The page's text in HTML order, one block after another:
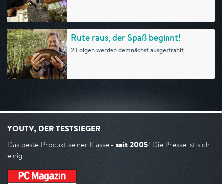
Rute raus, der Spaß beginnt!
2 Folgen werden demnächst ausgestrahlt
YOUTV, DER TESTSIEGER
Das beste Produkt seiner Klasse - seit 2005! Die Presse ist sich
einig.